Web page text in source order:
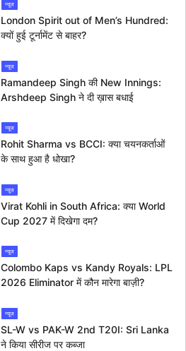
न्यूज
London Spirit out of Men’s Hundred:
क्यों हुई टूर्नामेंट से बाहर?
न्यूज
Ramandeep Singh की New Innings:
Arshdeep Singh ने दी ख़ास बधाई
न्यूज
Rohit Sharma vs BCCI: क्या चयनकर्ताओं
के साथ हुआ है धोखा?
न्यूज
Virat Kohli in South Africa: क्या World
Cup 2027 में दिखेगा दम?
न्यूज
Colombo Kaps vs Kandy Royals: LPL
2026 Eliminator में कौन मारेगा बाज़ी?
न्यूज
SL-W vs PAK-W 2nd T20I: Sri Lanka
ने किया सीरीज पर कब्जा